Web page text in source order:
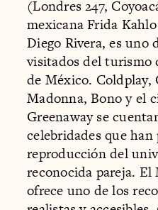
(Londres 247,
mexicana Frida
Diego Rivera, es uno
visitados del
de México. Coldplay,
Madonna, Bono y el
Greenaway se
celebridades que han
reproducción del
reconocida pareja.
ofrece uno de los